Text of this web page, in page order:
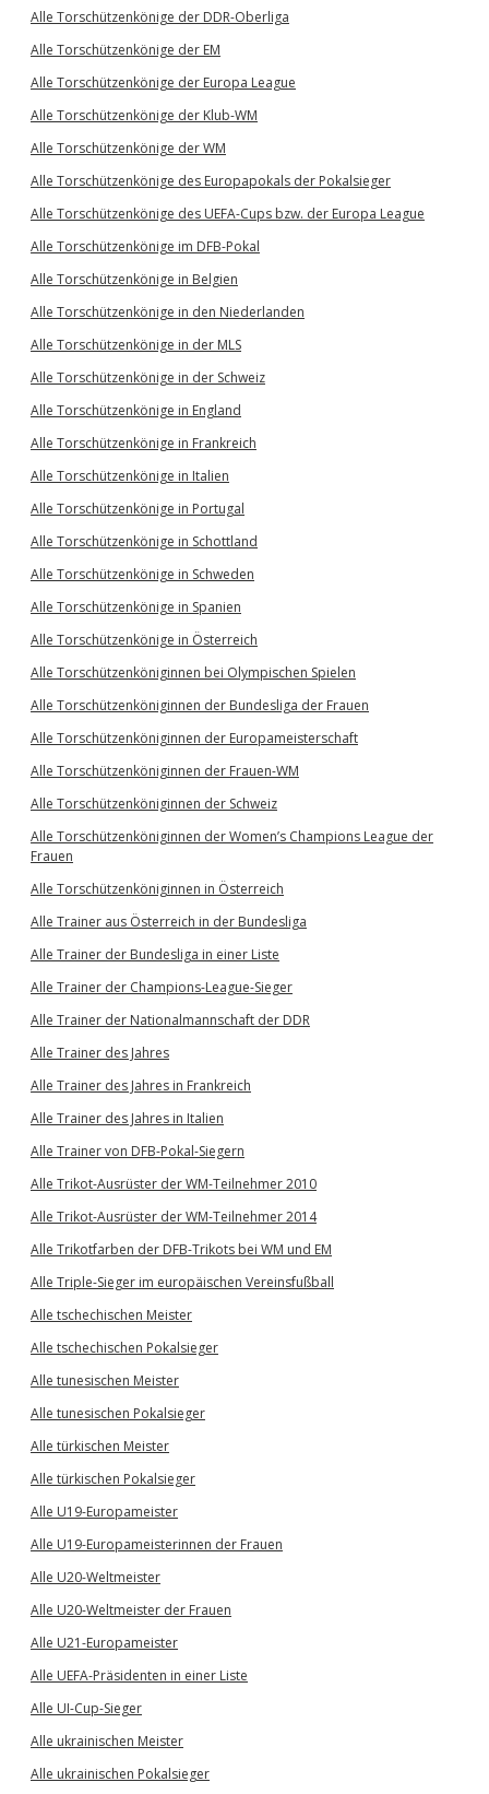
Alle Torschützenkönige der DDR-Oberliga
Alle Torschützenkönige der EM
Alle Torschützenkönige der Europa League
Alle Torschützenkönige der Klub-WM
Alle Torschützenkönige der WM
Alle Torschützenkönige des Europapokals der Pokalsieger
Alle Torschützenkönige des UEFA-Cups bzw. der Europa League
Alle Torschützenkönige im DFB-Pokal
Alle Torschützenkönige in Belgien
Alle Torschützenkönige in den Niederlanden
Alle Torschützenkönige in der MLS
Alle Torschützenkönige in der Schweiz
Alle Torschützenkönige in England
Alle Torschützenkönige in Frankreich
Alle Torschützenkönige in Italien
Alle Torschützenkönige in Portugal
Alle Torschützenkönige in Schottland
Alle Torschützenkönige in Schweden
Alle Torschützenkönige in Spanien
Alle Torschützenkönige in Österreich
Alle Torschützenköniginnen bei Olympischen Spielen
Alle Torschützenköniginnen der Bundesliga der Frauen
Alle Torschützenköniginnen der Europameisterschaft
Alle Torschützenköniginnen der Frauen-WM
Alle Torschützenköniginnen der Schweiz
Alle Torschützenköniginnen der Women’s Champions League der
Frauen
Alle Torschützenköniginnen in Österreich
Alle Trainer aus Österreich in der Bundesliga
Alle Trainer der Bundesliga in einer Liste
Alle Trainer der Champions-League-Sieger
Alle Trainer der Nationalmannschaft der DDR
Alle Trainer des Jahres
Alle Trainer des Jahres in Frankreich
Alle Trainer des Jahres in Italien
Alle Trainer von DFB-Pokal-Siegern
Alle Trikot-Ausrüster der WM-Teilnehmer 2010
Alle Trikot-Ausrüster der WM-Teilnehmer 2014
Alle Trikotfarben der DFB-Trikots bei WM und EM
Alle Triple-Sieger im europäischen Vereinsfußball
Alle tschechischen Meister
Alle tschechischen Pokalsieger
Alle tunesischen Meister
Alle tunesischen Pokalsieger
Alle türkischen Meister
Alle türkischen Pokalsieger
Alle U19-Europameister
Alle U19-Europameisterinnen der Frauen
Alle U20-Weltmeister
Alle U20-Weltmeister der Frauen
Alle U21-Europameister
Alle UEFA-Präsidenten in einer Liste
Alle UI-Cup-Sieger
Alle ukrainischen Meister
Alle ukrainischen Pokalsieger